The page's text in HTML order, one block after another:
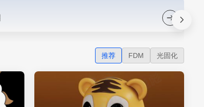
推荐 FDM 光固化